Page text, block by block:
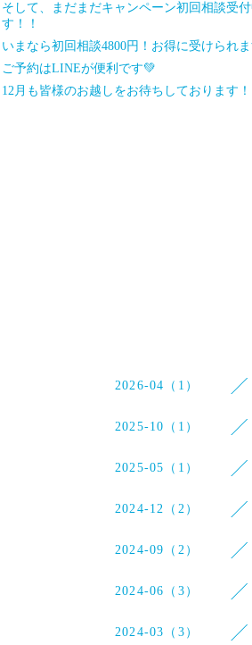
そして、まだまだキャンペーン初回相談受
す！！
いまなら初回相談4800円！お得に受けられま
ご予約はLINEが便利です💚
12月も皆様のお越しをお待ちしております！
2026-04（1）
2025-10（1）
2025-05（1）
2024-12（2）
2024-09（2）
2024-06（3）
2024-03（3）